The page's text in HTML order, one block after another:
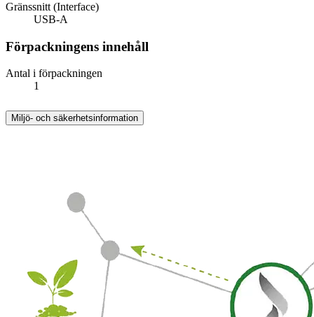
Gränssnitt (Interface)
USB-A
Förpackningens innehåll
Antal i förpackningen
1
Miljö- och säkerhetsinformation